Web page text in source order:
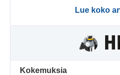
Lue koko
Kokemuksia